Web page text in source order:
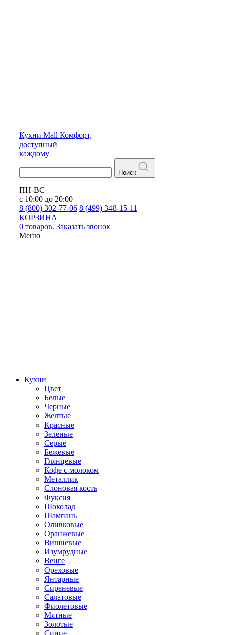
Кухни Mall Комфорт,
доступный
каждому
Поиск
ПН-ВС
с 10:00 до 20:00
8 (800) 302-77-06 8 (499) 348-15-11
КОРЗИНА
0 товаров. Заказать звонок
Меню
Кухни
Цвет
Белые
Черные
Желтые
Красные
Зеленые
Серые
Бежевые
Глянцевые
Кофе с молоком
Металлик
Слоновая кость
Фуксия
Шоколад
Шампань
Оливковые
Оранжевые
Вишневые
Изумрудные
Венге
Ореховые
Янтарные
Сиреневые
Салатовые
Фиолетовые
Мятные
Золотые
Синие